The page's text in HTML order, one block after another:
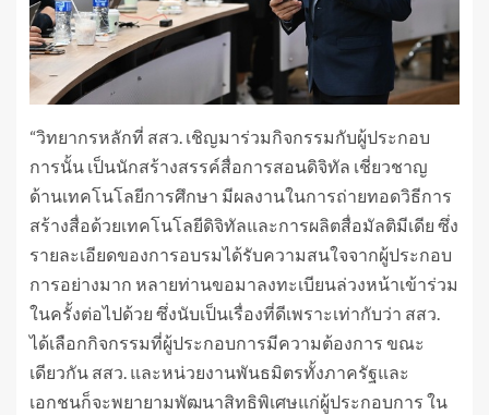
“วิทยากรหลักที่ สสว. เชิญมาร่วมกิจกรรมกับผู้ประกอบ
การนั้น เป็นนักสร้างสรรค์สื่อการสอนดิจิทัล เชี่ยวชาญ
ด้านเทคโนโลยีการศึกษา มีผลงานในการถ่ายทอดวิธีการ
สร้างสื่อด้วยเทคโนโลยีดิจิทัลและการผลิตสื่อมัลติมีเดีย ซึ่ง
รายละเอียดของการอบรมได้รับความสนใจจากผู้ประกอบ
การอย่างมาก หลายท่านขอมาลงทะเบียนล่วงหน้าเข้าร่วม
ในครั้งต่อไปด้วย ซึ่งนับเป็นเรื่องที่ดีเพราะเท่ากับว่า สสว.
ได้เลือกกิจกรรมที่ผู้ประกอบการมีความต้องการ ขณะ
เดียวกัน สสว. และหน่วยงานพันธมิตรทั้งภาครัฐและ
เอกชนก็จะพยายามพัฒนาสิทธิพิเศษแก่ผู้ประกอบการ ใน